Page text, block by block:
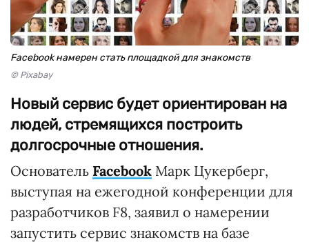
Facebook намерен стать площадкой для знакомств
© Pixabay
Новый сервис будет ориентирован на
людей, стремящихся построить
долгосрочные отношения.
Основатель Facebook Марк Цукерберг,
выступая на ежегодной конференции для
разработчиков F8, заявил о намерении
запустить сервис знакомств на базе